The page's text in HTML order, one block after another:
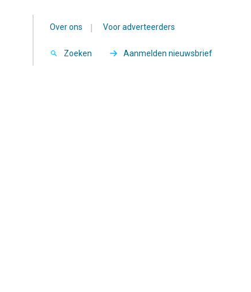
Over ons | Voor adverteerders
Zoeken Aanmelden nieuwsbrief